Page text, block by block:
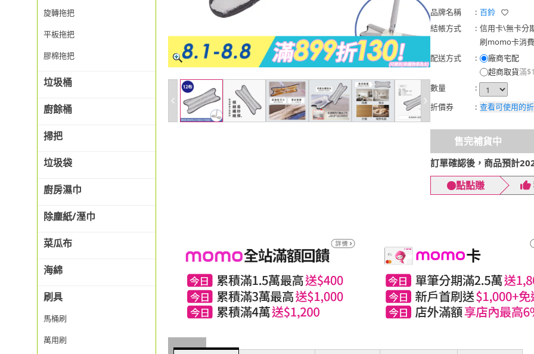
旋轉拖把
平板拖把
膠棉拖把
垃圾桶
廚餘桶
掃把
垃圾袋
廚房濕巾
除塵紙/溼巾
菜瓜布
海綿
刷具
馬桶刷
萬用刷
品牌名稱 : 百鈴
結帳方式
: 信用卡\無卡分
刷momo卡消
配送方式
:
廠商宅配
超商取貨滿
數量
:
折價券
: 查看可使用的
售完補貨中
訂單確認後，商品預計
點點賺